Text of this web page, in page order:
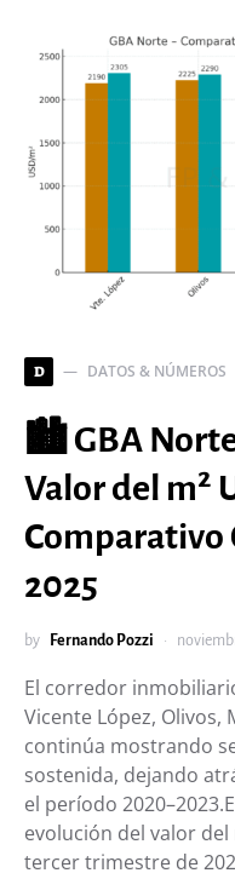
D DATOS & NÚMEROS
🏙️ GBA
Valor del m²
Comparativo
2025
by Fernando Pozzi
El corredor
Vicente López, Olivos,
continúa mostrando
sostenida, dejando
el período
evolución del valor
tercer trimestre de